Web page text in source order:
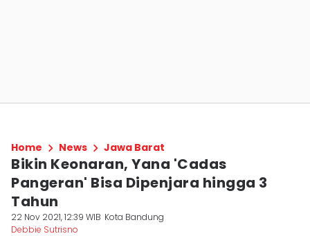
Home News Jawa Barat
Bikin Keonaran, Yana 'Cadas
Pangeran' Bisa Dipenjara hingga 3
Tahun
22 Nov 2021, 12:39 WIB Kota Bandung
Debbie Sutrisno